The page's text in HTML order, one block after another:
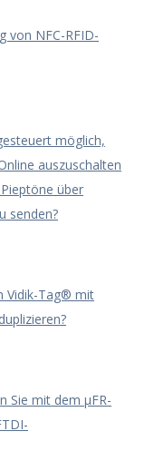
von NFC-RFID-
möglich,
auszuschalten
über
senden?
Vidik-Tag® mit
Sie mit dem μFR-